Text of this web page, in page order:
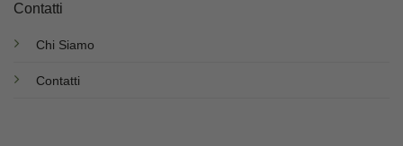
Contatti
Chi Siamo
Contatti